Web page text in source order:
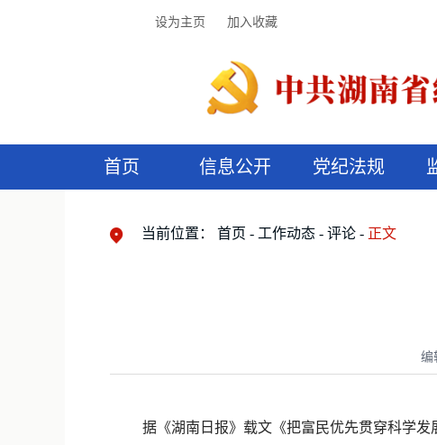
设为主页 加入收藏
首页 信息公开 党纪法规
当前位置： 首页 工作动态 评论 正文
编
据《湖南日报》载文《把富民优先贯穿科学发